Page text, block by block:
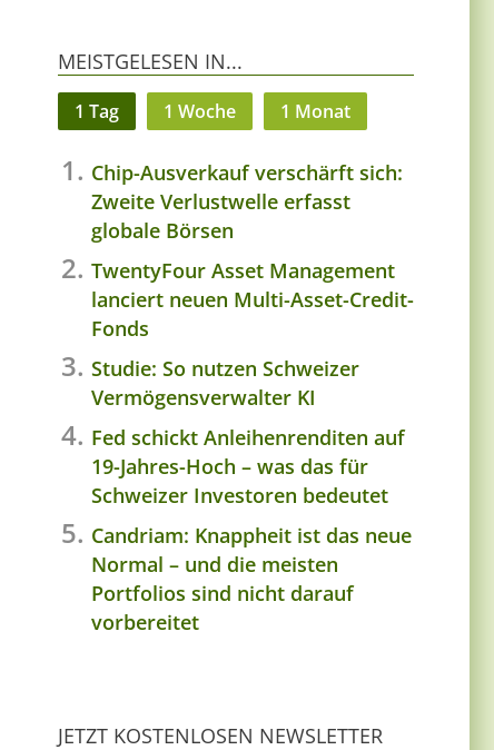
MEISTGELESEN IN...
1 Tag 1 Woche 1 Monat
Chip-Ausverkauf verschärft sich:
Zweite Verlustwelle erfasst
globale Börsen
TwentyFour Asset Management
lanciert neuen Multi-Asset-Credit-
Fonds
Studie: So nutzen Schweizer
Vermögensverwalter KI
Fed schickt Anleihenrenditen auf
19-Jahres-Hoch – was das für
Schweizer Investoren bedeutet
Candriam: Knappheit ist das neue
Normal – und die meisten
Portfolios sind nicht darauf
vorbereitet
JETZT KOSTENLOSEN NEWSLETTER